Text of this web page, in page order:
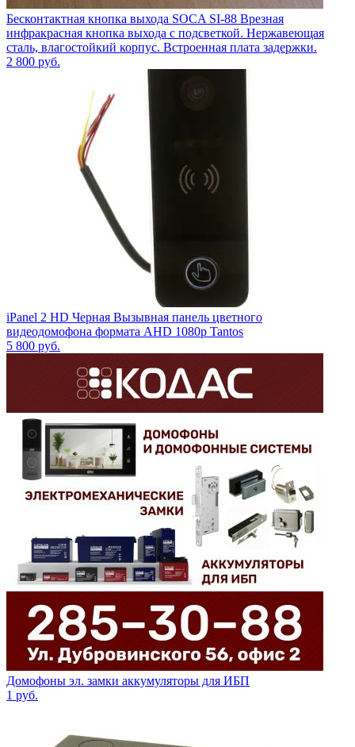
Бесконтактная кнопка выхода SOCA SI-88 Врезная
инфракрасная кнопка выхода с подсветкой. Нержавеющая
сталь, влагостойкий корпус. Встроенная плата задержки.
2 800 руб.
iPanel 2 HD Черная Вызывная панель цветного
видеодомофона формата AHD 1080p Tantos
5 800 руб.
Домофоны эл. замки аккумуляторы для ИБП
1 руб.